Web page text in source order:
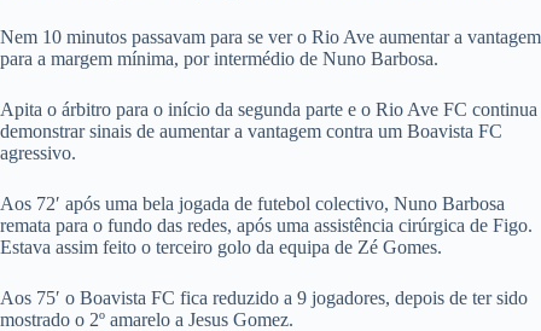
Nem 10 minutos passavam para se ver o Rio Ave aumentar a vantagem
para a margem mínima, por intermédio de Nuno Barbosa.
Apita o árbitro para o início da segunda parte e o Rio Ave FC continua
demonstrar sinais de aumentar a vantagem contra um Boavista FC
agressivo.
Aos 72′ após uma bela jogada de futebol colectivo, Nuno Barbosa
remata para o fundo das redes, após uma assistência cirúrgica de Figo.
Estava assim feito o terceiro golo da equipa de Zé Gomes.
Aos 75′ o Boavista FC fica reduzido a 9 jogadores, depois de ter sido
mostrado o 2º amarelo a Jesus Gomez.